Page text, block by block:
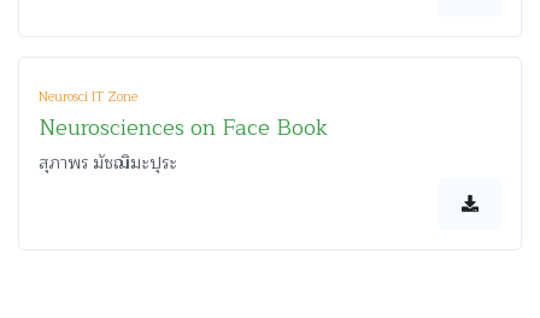
Neurosci IT Zone
Neurosciences on Face Book
สุภาพร มัชฌิมะปุระ